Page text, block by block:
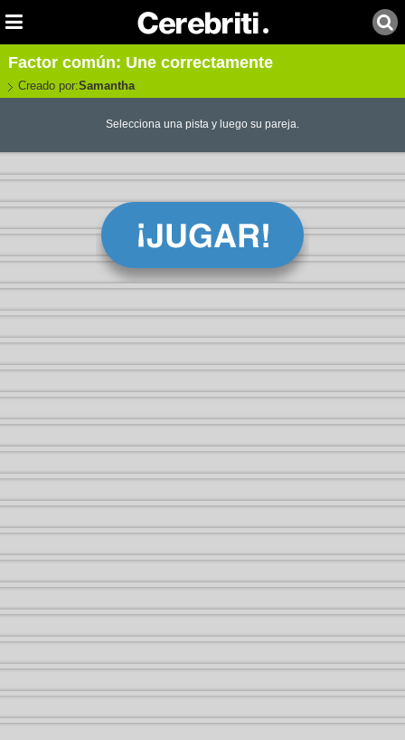
Factor común: Une correctamente
Creado por:Samantha
Selecciona una pista y luego su pareja.